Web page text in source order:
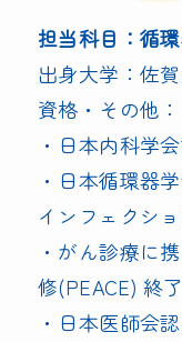
担当科目：循
出身大学：佐
資格・その他：
・日本内科学
・日本循環器
インフェクシ
・がん診療に
修(PEACE) 終
・日本医師会